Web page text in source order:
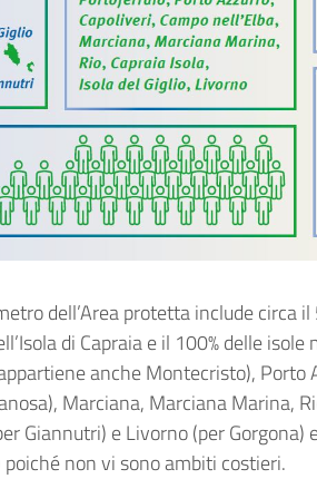
dell’Area protetta include circa il
di Capraia e il 100% delle
anche Montecristo), Porto
Marciana, Marciana Marina,
Giannutri) e Livorno (per
non vi sono ambiti costieri.